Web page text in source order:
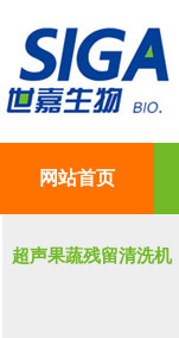
网站首页
超声果蔬残留清洗机